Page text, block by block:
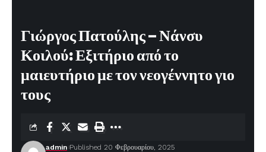
Γιώργος Πατούλης – Νάνσυ
Κοιλού: Εξιτήριο από το
μαιευτήριο με τον νεογέννητο γιο
τους
admin Published 20 Φεβρουαρίου, 2025